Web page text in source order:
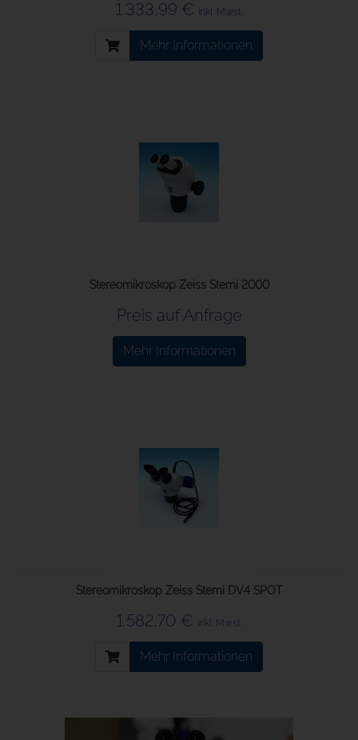
1.333,99 € inkl. Mwst.
Mehr Informationen
Stereomikroskop Zeiss Stemi 2000
Preis auf Anfrage
Mehr Informationen
Stereomikroskop Zeiss Stemi DV4 SPOT
1.582,70 € inkl. Mwst.
Mehr Informationen